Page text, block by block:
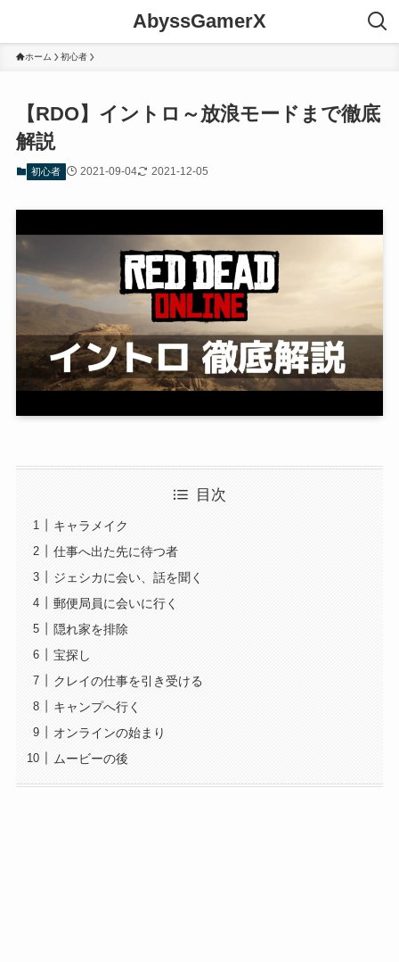
AbyssGamerX
ホーム 初心者
【RDO】イントロ～放浪モードまで徹底
解説
初心者 2021-09-04 2021-12-05
目次
キャラメイク
仕事へ出た先に待つ者
ジェシカに会い、話を聞く
郵便局員に会いに行く
隠れ家を排除
宝探し
クレイの仕事を引き受ける
キャンプへ行く
オンラインの始まり
ムービーの後